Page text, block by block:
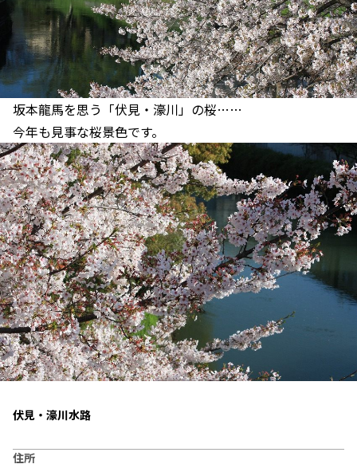
坂本龍馬を思う「伏見・濠川」の桜……
今年も見事な桜景色です。
伏見・濠川水路
住所